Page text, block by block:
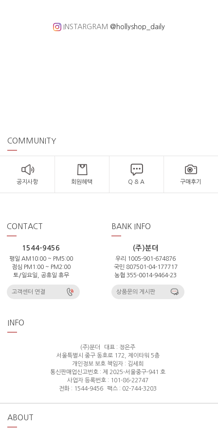
INSTARGRAM @hollyshop_daily
COMMUNITY
공지사항 회원혜택 Q & A 구매후기
CONTACT
1544-9456
평일 AM10:00 ~ PM5:00
점심 PM1:00 ~ PM2:00
토/일요일, 공휴일 휴무
고객센터 연결
BANK INFO
(주)분더
우리 1005-901-674876
국민 807501-04-177717
농협 355-0014-9464-23
상품문의 게시판
INFO
(주)분더
대표 : 정은주
서울특별시 중구 동호로 172, 제이타워 5층
개인정보 보호 책임자 : 김세희
통신판매업신고번호 : 제 2025-서울중구-941 호
사업자 등록번호 : 101-86-22747
전화 : 1544-9456
팩스 : 02-744-3203
ABOUT